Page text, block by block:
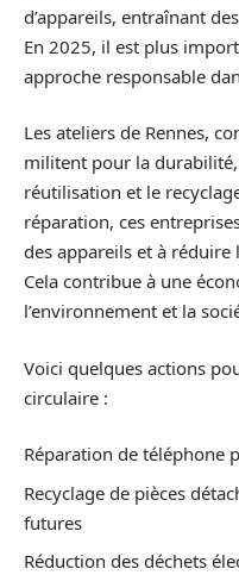
d’appareils, entraînant
En 2025, il est plus
approche responsable
Les ateliers de Rennes,
militent pour la
réutilisation et le
réparation, ces
des appareils et à réduire
Cela contribue à une
l’environnement et la
Voici quelques actions
circulaire :
Réparation de téléphone
Recyclage de pièces
futures
Réduction des déchets